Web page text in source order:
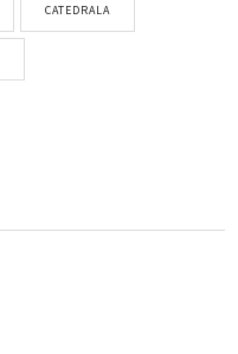
CATEDRALA